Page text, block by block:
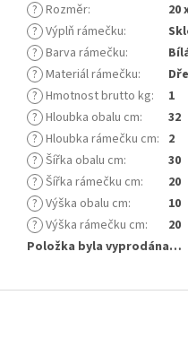
? Rozměr:
20
? Výplň rámečku:
? Barva rámečku:
? Materiál rámečku:
? Hmotnost brutto kg:
1
? Hloubka obalu cm:
32
? Hloubka rámečku cm: 2
? Šířka obalu cm:
30
? Šířka rámečku cm:
20
? Výška obalu cm:
10
? Výška rámečku cm:
20
Položka byla vyprodána…